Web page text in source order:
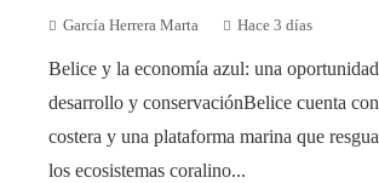
García Herrera Marta Hace 3 días
Belice y la economía azul: una
desarrollo y conservaciónBelice cuenta
costera y una plataforma marina que
los ecosistemas coralino...